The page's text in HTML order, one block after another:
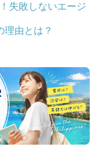
失敗しないエージ
理由とは？